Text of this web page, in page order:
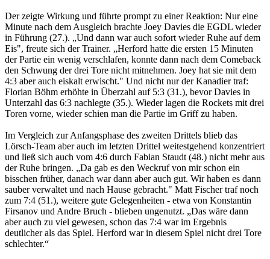
Der zeigte Wirkung und führte prompt zu einer Reaktion: Nur eine
Minute nach dem Ausgleich brachte Joey Davies die EGDL wieder
in Führung (27.). „Und dann war auch sofort wieder Ruhe auf dem
Eis", freute sich der Trainer. „Herford hatte die ersten 15 Minuten
der Partie ein wenig verschlafen, konnte dann nach dem Comeback
den Schwung der drei Tore nicht mitnehmen. Joey hat sie mit dem
4:3 aber auch eiskalt erwischt." Und nicht nur der Kanadier traf:
Florian Böhm erhöhte in Überzahl auf 5:3 (31.), bevor Davies in
Unterzahl das 6:3 nachlegte (35.). Wieder lagen die Rockets mit drei
Toren vorne, wieder schien man die Partie im Griff zu haben.
Im Vergleich zur Anfangsphase des zweiten Drittels blieb das
Lörsch-Team aber auch im letzten Drittel weitestgehend konzentriert
und ließ sich auch vom 4:6 durch Fabian Staudt (48.) nicht mehr aus
der Ruhe bringen. „Da gab es den Weckruf von mir schon ein
bisschen früher, danach war dann aber auch gut. Wir haben es dann
sauber verwaltet und nach Hause gebracht." Matt Fischer traf noch
zum 7:4 (51.), weitere gute Gelegenheiten - etwa von Konstantin
Firsanov und Andre Bruch - blieben ungenutzt. „Das wäre dann
aber auch zu viel gewesen, schon das 7:4 war im Ergebnis
deutlicher als das Spiel. Herford war in diesem Spiel nicht drei Tore
schlechter.“